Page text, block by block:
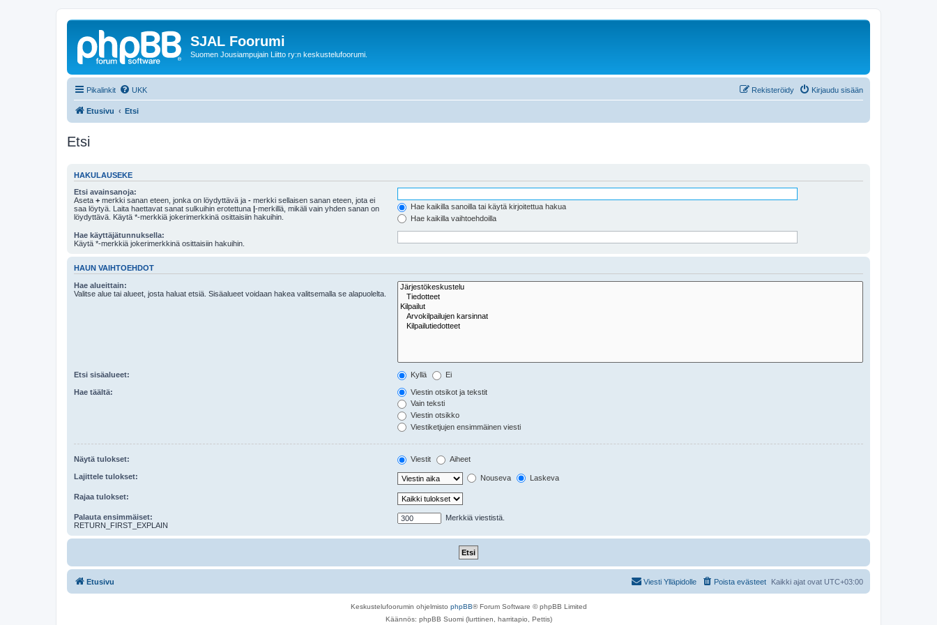
SJAL Foorumi
Suomen Jousiampujain Liitto ry:n keskustelufoorumi.
Pikalinkit UKK Kirjaudu sisään
Rekisteröidy
Etusivu Etsi
Etsi
HAKULAUSEKE
Etsi avainsanoja:
Aseta + merkki sanan eteen, jonka on löydyttävä ja - merkki sellaisen sanan eteen, jota ei
saa löytyä. Laita haettavat sanat sulkuihin erotettuna |-merkillä, mikäli vain yhden sanan on
löydyttävä. Käytä *-merkkiä jokerimerkkinä osittaisiin hakuihin.
Hae kaikilla sanoilla tai käytä kirjoitettua hakua
Hae kaikilla vaihtoehdoilla
Hae käyttäjätunnuksella:
Käytä *-merkkiä jokerimerkkinä osittaisiin hakuihin.
HAUN VAIHTOEHDOT
Hae alueittain:
Valitse alue tai alueet, josta haluat etsiä. Sisäalueet voidaan hakea valitsemalla se alapuolelta.
Etsi sisäalueet: Kyllä Ei
Hae täältä:
Viestin otsikot ja tekstit
Vain teksti
Viestin otsikko
Viestiketjujen ensimmäinen viesti
Näytä tulokset: Viestit Aiheet
Lajittele tulokset: Nouseva Laskeva
Rajaa tulokset:
Palauta ensimmäiset:
RETURN_FIRST_EXPLAIN
Merkkiä viestistä.
Etusivu Kaikki ajat ovat UTC+03:00
Poista evästeet
Viesti Ylläpidolle
Keskustelufoorumin ohjelmisto phpBB® Forum Software © phpBB Limited
Käännös: phpBB Suomi (lurttinen, harritapio, Pettis)